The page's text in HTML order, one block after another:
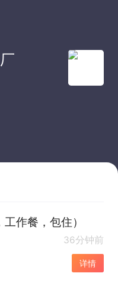
作餐，包住）
36分钟前
详情